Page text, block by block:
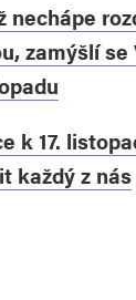
nechápe
zamýšlí se
k 17.
každý z nás